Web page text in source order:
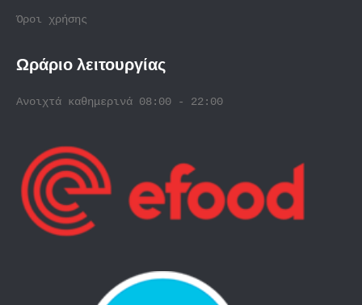
Όροι χρήσης
Ωράριο λειτουργίας
Ανοιχτά καθημερινά 08:00 - 22:00